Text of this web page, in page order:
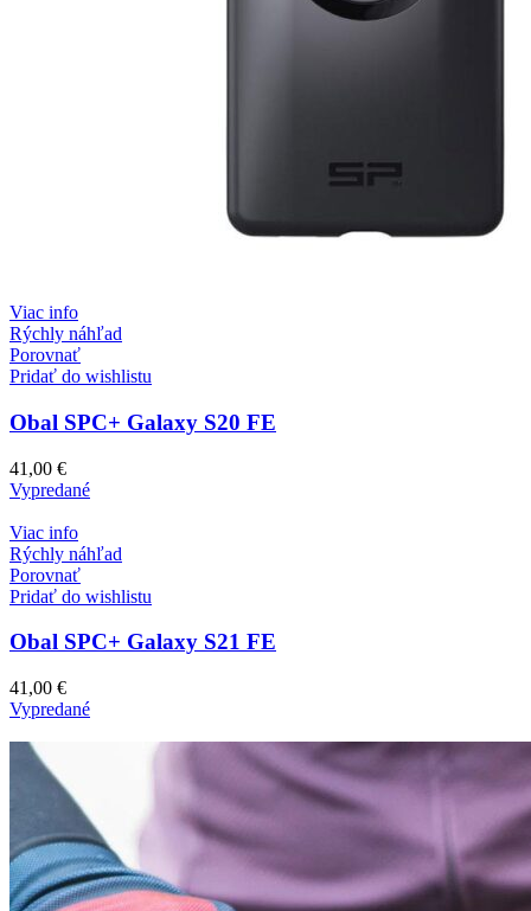
Viac info
Rýchly náhľad
Porovnať
Pridať do wishlistu
Obal SPC+ Galaxy S20 FE
41,00 €
Vypredané
Viac info
Rýchly náhľad
Porovnať
Pridať do wishlistu
Obal SPC+ Galaxy S21 FE
41,00 €
Vypredané